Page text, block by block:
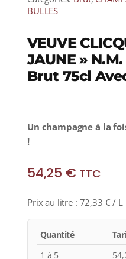
BULLES
VEUVE
JAUNE »
Brut 75cl
Un champagne à la
!
54,25 € TTC
Prix au litre : 72,33 € / L
Quantité
1 à 5